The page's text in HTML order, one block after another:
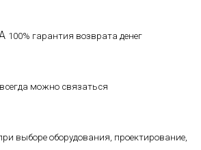
100% гарантия возврата денег
можно связаться
выборе оборудования, проектирование,